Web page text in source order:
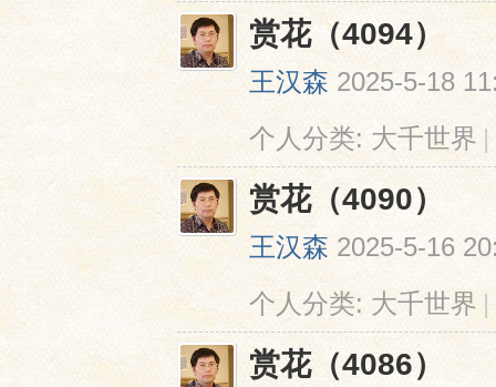
赏花（4094）
王汉森 2025-5-18
个人分类: 大千世界 |
赏花（4090）
王汉森 2025-5-16
个人分类: 大千世界 |
赏花（4086）